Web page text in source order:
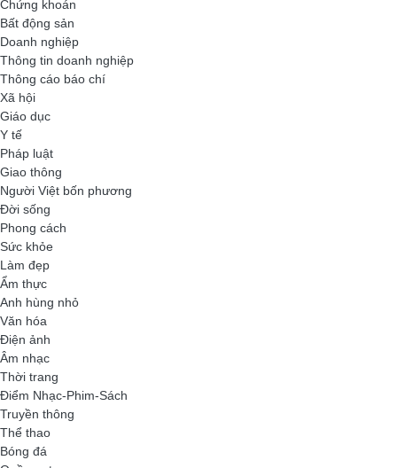
Chứng khoán
Bất động sản
Doanh nghiệp
Thông tin doanh nghiệp
Thông cáo báo chí
Xã hội
Giáo dục
Y tế
Pháp luật
Giao thông
Người Việt bốn phương
Đời sống
Phong cách
Sức khỏe
Làm đẹp
Ẩm thực
Anh hùng nhỏ
Văn hóa
Điện ảnh
Âm nhạc
Thời trang
Điểm Nhạc-Phim-Sách
Truyền thông
Thể thao
Bóng đá